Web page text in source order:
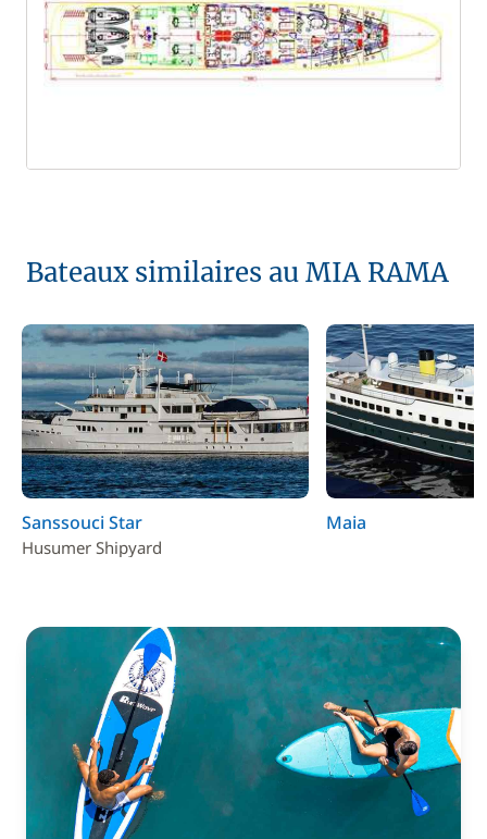
Bateaux similaires au MIA RAMA
Sanssouci Star
Husumer Shipyard
Maia